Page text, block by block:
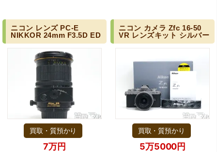
（大阪府大阪市）とてもプロな鑑定士さんがいて的確にア
ドバイスや買取りを暖かい人柄で行ってくれます。 親切に
なって頂いてありがとうございます! お店の雰囲気もやらし
さがなく、とても入ってゆっくりできる落ちついた敷居の
高いお店です。また鑑定士さんに会いたいです。
ニコン レンズPC-E
NIKKOR 24mm F3.5D ED
買取・質預かり
7万円
ニコン カメラ Zfc 16-50
VR レンズキット シルバー
買取・質預かり
5万5000円